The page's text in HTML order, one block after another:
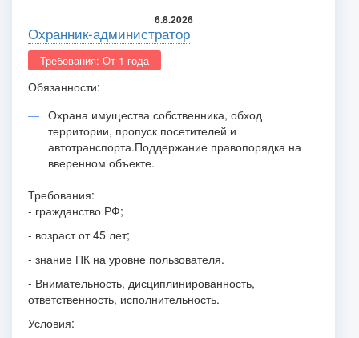
6.8.2026
Охранник-администратор
Требования: От 1 года
Обязанности:
Охрана имущества собственника, обход
территории, пропуск посетителей и
автотранспорта.Поддержание правопорядка на
вверенном объекте.
Требования:
- гражданство РФ;
- возраст от 45 лет;
- знание ПК на уровне пользователя.
- Внимательность, дисциплинированность,
ответственность, исполнительность.
Условия: